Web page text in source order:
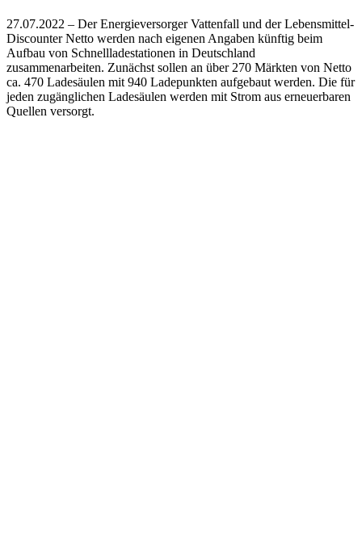
27.07.2022 – Der Energieversorger Vattenfall und der Lebensmittel-
Discounter Netto werden nach eigenen Angaben künftig beim
Aufbau von Schnellladestationen in Deutschland
zusammenarbeiten. Zunächst sollen an über 270 Märkten von Netto
ca. 470 Ladesäulen mit 940 Ladepunkten aufgebaut werden. Die für
jeden zugänglichen Ladesäulen werden mit Strom aus erneuerbaren
Quellen versorgt.